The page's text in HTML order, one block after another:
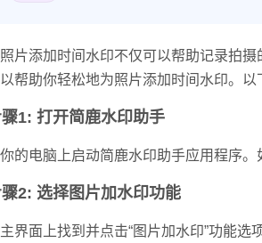
片添加时间水印不仅可以帮助记录拍
帮助你轻松地为照片添加时间水印。以
1: 打开简鹿水印助手
的电脑上启动简鹿水印助手应用程序。
2: 选择图片加水印功能
界面上找到并点击“图片加水印”功能选